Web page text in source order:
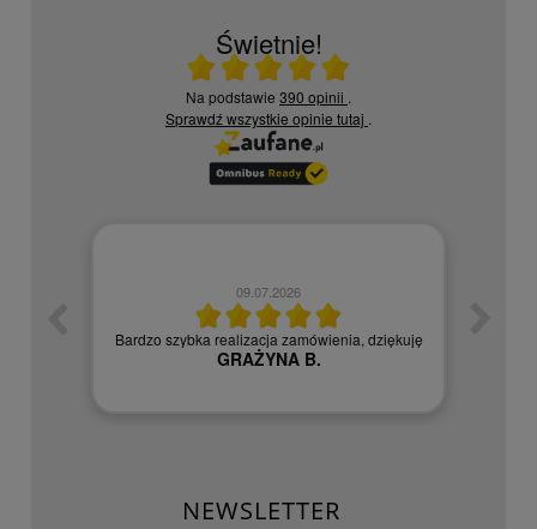
Świetnie!
Ocena średnia 5 na 5
Na podstawie 390 opinii .
Sprawdź wszystkie opinie tutaj .
09.07.2026
Bardzo szybka realizacja zamówienia, dziękuję
GRAŻYNA B.
NEWSLETTER